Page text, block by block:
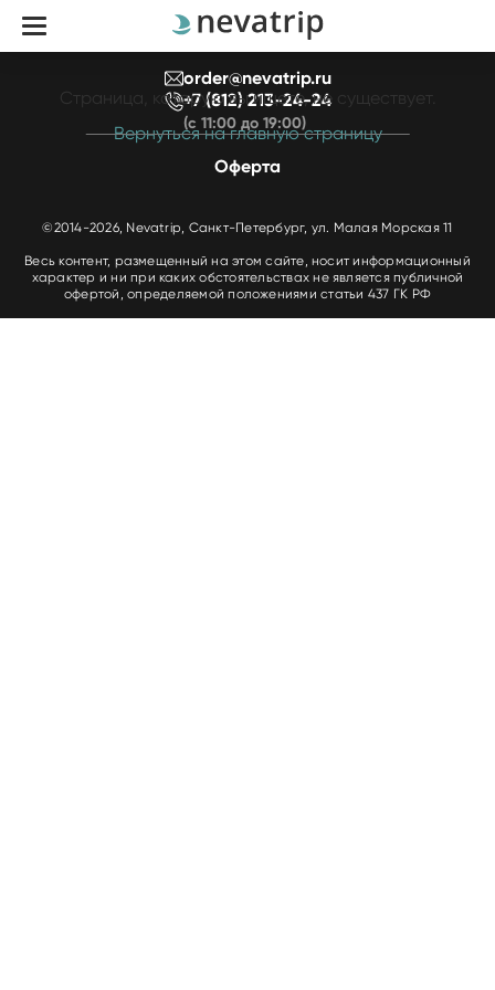
найдена
Страница, которую вы ищете, не существует.
Вернуться на главную страницу
+7 (812) 213-24-24
(с 11:00 до 19:00)
Оферта
order@nevatrip.ru
©2014-2026, Nevatrip, Санкт-Петербург, ул. Малая Морская 11
Весь контент, размещенный на этом сайте, носит информационный
характер и ни при каких обстоятельствах не является публичной
офертой, определяемой положениями статьи 437 ГК РФ